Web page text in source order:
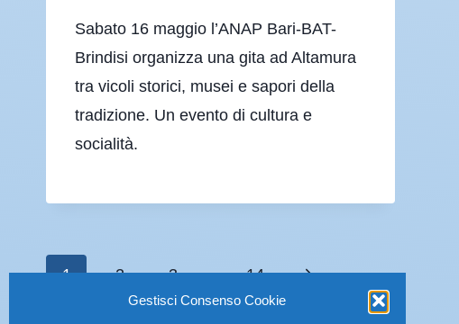
Gestisci Consenso Cookie
Sabato 16 maggio l’ANAP Bari-BAT-
Brindisi organizza una gita ad Altamura
tra vicoli storici, musei e sapori della
tradizione. Un evento di cultura e
socialità.
1 2 3 … 14